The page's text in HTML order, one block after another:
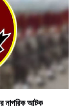
নাগরিক আটক